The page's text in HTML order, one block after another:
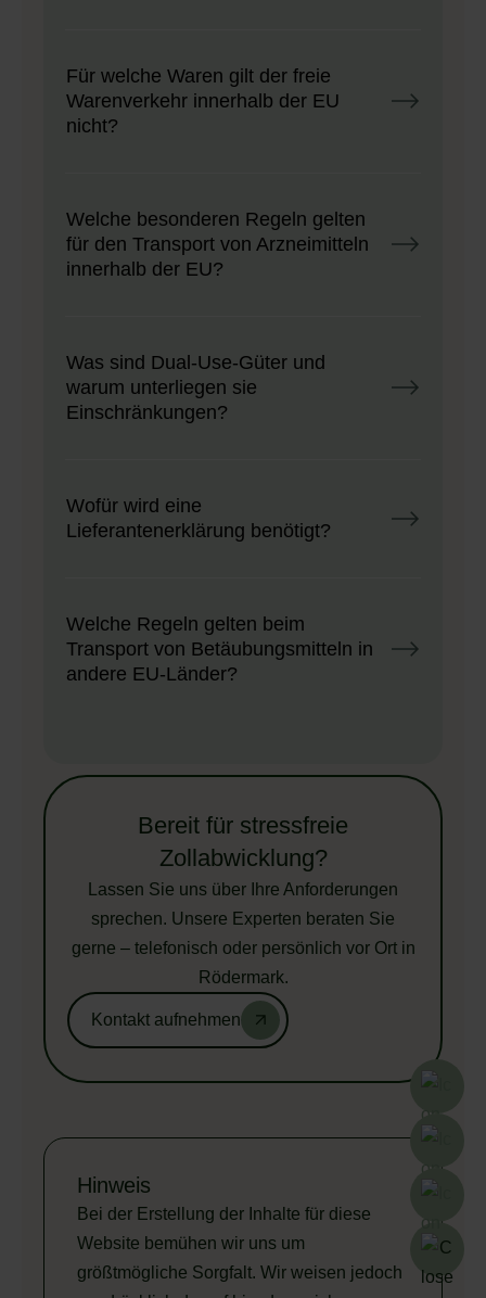
Für welche Waren gilt der freie
Warenverkehr innerhalb der EU
nicht?
Welche besonderen Regeln gelten
für den Transport von Arzneimitteln
innerhalb der EU?
Was sind Dual-Use-Güter und
warum unterliegen sie
Einschränkungen?
Wofür wird eine
Lieferantenerklärung benötigt?
Welche Regeln gelten beim
Transport von Betäubungsmitteln in
andere EU-Länder?
Bereit für stressfreie
Zollabwicklung?
Lassen Sie uns über Ihre Anforderungen
sprechen. Unsere Experten beraten Sie
gerne – telefonisch oder persönlich vor Ort in
Rödermark.
Kontakt aufnehmen
Hinweis
Bei der Erstellung der Inhalte für diese
Website bemühen wir uns um
größtmögliche Sorgfalt. Wir weisen jedoch